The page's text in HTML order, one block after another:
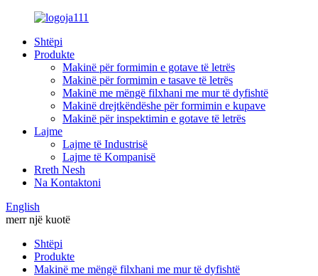
Shtëpi
Produkte
Makinë për formimin e gotave të letrës
Makinë për formimin e tasave të letrës
Makinë me mëngë filxhani me mur të dyfishtë
Makinë drejtkëndëshe për formimin e kupave
Makinë për inspektimin e gotave të letrës
Lajme
Lajme të Industrisë
Lajme të Kompanisë
Rreth Nesh
Na Kontaktoni
English
merr një kuotë
Shtëpi
Produkte
Makinë me mëngë filxhani me mur të dyfishtë